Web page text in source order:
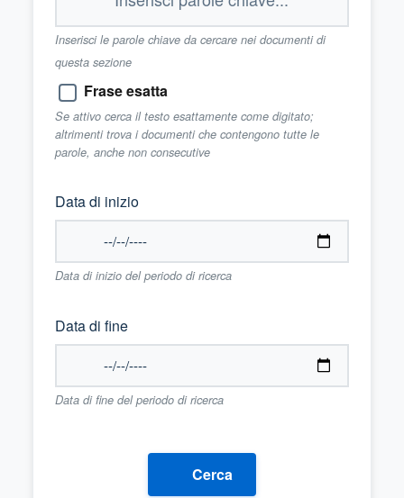
Inserisci le parole chiave da cercare nei documenti di
questa sezione
Frase esatta
Se attivo cerca il testo esattamente come digitato;
altrimenti trova i documenti che contengono tutte le
parole, anche non consecutive
Data di inizio
Data di inizio del periodo di ricerca
Data di fine
Data di fine del periodo di ricerca
Cerca